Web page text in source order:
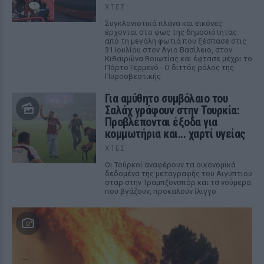
ΧΤΕΣ
Συγκλονιστικά πλάνα και εικόνες
έρχονται στο φως της δημοσιότητας
από τη μεγάλη φωτιά που ξέσπασε στις
31 Ιουλίου στον Αγιο Βασίλειο, στον
Κιθαιρώνα Βοιωτίας και έφτασε μέχρι το
Πόρτο Γερμενό - Ο διττός ρόλος της
Πυροσβεστικής
Για αμύθητο συμβόλαιο του
Σαλάχ γράφουν στην Τουρκία:
Προβλέπονται έξοδα για
κομμωτήρια και... χαρτί υγείας
ΧΤΕΣ
Οι Τούρκοί αναφέρουν τα οικονομικά
δεδομένα της μεταγραφής του Αιγύπτιου
σταρ στην Τραμπζονσπόρ και τα νούμερα
που βγάζουν, προκαλούν ίλιγγο